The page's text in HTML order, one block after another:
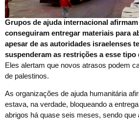
Grupos de ajuda internacional
conseguiram entregar materiais para
apesar de as autoridades israelenses
suspenderam as restrições a esse tipo
Eles alertam que novos atrasos podem
de palestinos.
As organizações de ajuda humanitária
estava, na verdade, bloqueando a
abrigos há quase seis meses, sendo que